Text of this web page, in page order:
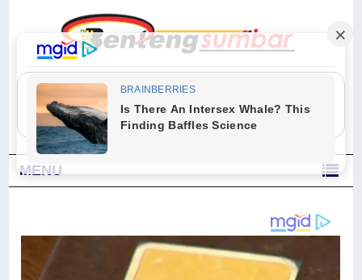
"Sesungguhnya Allah dan para malaikat-Nya berselawat untuk Nabi.
Wahai orang-orang yang beriman, berselawatlah kamu untuk Nabi dan
ucapkanlah salam dengan penuh penghormatan kepadanya." (Qs. Al
Ahzab Ayat 56)
MENU